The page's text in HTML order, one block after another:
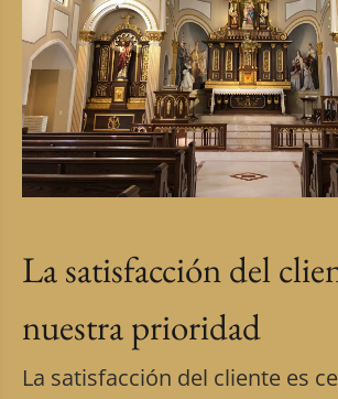
La satisfacción del
nuestra prioridad
La satisfacción del cliente es